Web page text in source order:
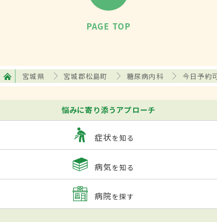
PAGE TOP
宮城県 宮城郡松島町 糖尿病内科 今日予約
悩みに寄り添うアプローチ
症状を知る
病気を知る
病院を探す